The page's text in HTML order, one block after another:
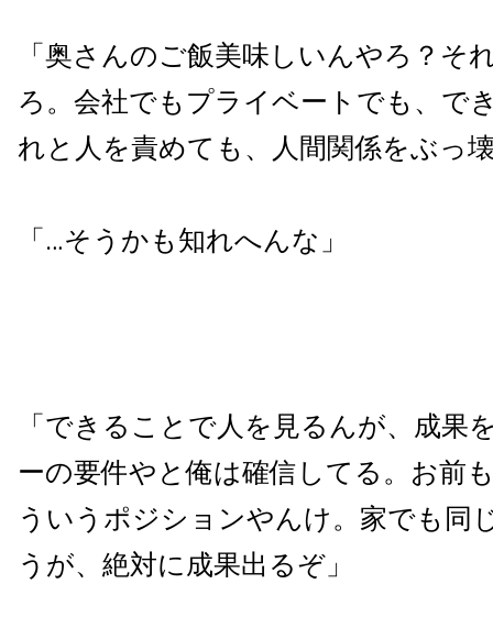
「奥さんのご飯美味しいんやろ？そ
ろ。会社でもプライベートでも、で
れと人を責めても、人間関係をぶっ
「…そうかも知れへんな」
「できることで人を見るんが、成果
ーの要件やと俺は確信してる。お前
ういうポジションやんけ。家でも同
うが、絶対に成果出るぞ」